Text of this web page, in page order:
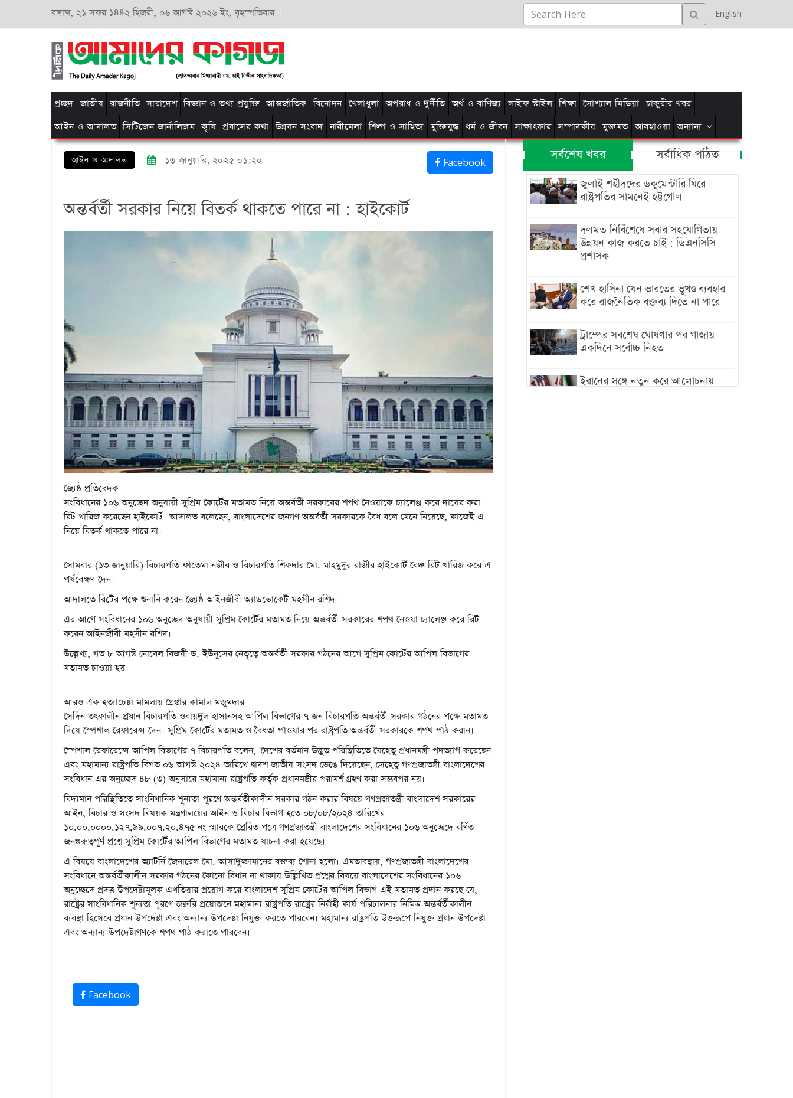
বঙ্গাব্দ, ২১ সফর ১৪৪২ হিজরী, ০৬ আগস্ট ২০২৬ ইং, বৃহস্পতিবার English
প্রচ্ছদ জাতীয় রাজনীতি সারাদেশ বিজ্ঞান ও তথ্য প্রযুক্তি আন্তর্জাতিক বিনোদন খেলাধুলা অপরাধ ও দুর্নীতি অর্থ ও বাণিজ্য লাইফ স্টাইল শিক্ষা সোশ্যাল মিডিয়া চাকুরীর খবর
আইন ও আদালত সিটিজেন জার্নালিজম কৃষি প্রবাসের কথা উন্নয়ন সংবাদ নারীমেলা শিল্প ও সাহিত্য মুক্তিযুদ্ধ ধর্ম ও জীবন সাক্ষাৎকার সম্পাদকীয় মুক্তমত আবহাওয়া অন্যান্য
আইন ও আদালত ১৩ জানুয়ারি, ২০২৫ ০১:২০ Facebook
অন্তর্বর্তী সরকার নিয়ে বিতর্ক থাকতে পারে না : হাইকোর্ট
জ্যেষ্ঠ প্রতিবেদক
সংবিধানের ১০৬ অনুচ্ছেদ অনুযায়ী সুপ্রিম কোর্টের মতামত নিয়ে অন্তর্বর্তী সরকারের শপথ নেওয়াকে চ্যালেঞ্জ করে দায়ের করা
রিট খারিজ করেছেন হাইকোর্ট। আদালত বলেছেন, বাংলাদেশের জনগণ অন্তর্বর্তী সরকারকে বৈধ বলে মেনে নিয়েছে, কাজেই এ
নিয়ে বিতর্ক থাকতে পারে না।
সোমবার (১৩ জানুয়ারি) বিচারপতি ফাতেমা নজীব ও বিচারপতি শিকদার মো. মাহমুদুর রাজীর হাইকোর্ট বেঞ্চ রিট খারিজ করে এ
পর্যবেক্ষণ দেন।
আদালতে রিটের পক্ষে শুনানি করেন জ্যেষ্ঠ আইনজীবী অ্যাডভোকেট মহসীন রশিদ।
এর আগে সংবিধানের ১০৬ অনুচ্ছেদ অনুযায়ী সুপ্রিম কোর্টের মতামত নিয়ে অন্তর্বর্তী সরকারের শপথ নেওয়া চ্যালেঞ্জ করে রিট
করেন আইনজীবী মহসীন রশিদ।
উল্লেখ্য, গত ৮ আগস্ট নোবেল বিজয়ী ড. ইউনূসের নেতৃত্বে অন্তর্বর্তী সরকার গঠনের আগে সুপ্রিম কোর্টের আপিল বিভাগের
মতামত চাওয়া হয়।
আরও এক হত্যাচেষ্টা মামলায় গ্রেপ্তার কামাল মজুমদার
সেদিন তৎকালীন প্রধান বিচারপতি ওবায়দুল হাসানসহ আপিল বিভাগের ৭ জন বিচারপতি অন্তর্বর্তী সরকার গঠনের পক্ষে মতামত
দিয়ে স্পেশাল রেফারেন্স দেন। সুপ্রিম কোর্টের মতামত ও বৈধতা পাওয়ার পর রাষ্ট্রপতি অন্তর্বর্তী সরকারকে শপথ পাঠ করান।
স্পেশাল রেফারেন্সে আপিল বিভাগের ৭ বিচারপতি বলেন, 'দেশের বর্তমান উদ্ভুত পরিস্থিতিতে যেহেতু প্রধানমন্ত্রী পদত্যাগ করেছেন
এবং মহামান্য রাষ্ট্রপতি বিগত ০৬ আগস্ট ২০২৪ তারিখে দ্বাদশ জাতীয় সংসদ ভেঙে দিয়েছেন, সেহেতু গণপ্রজাতন্ত্রী বাংলাদেশের
সংবিধান এর অনুচ্ছেদ ৪৮ (৩) অনুসারে মহামান্য রাষ্ট্রপতি কর্তৃক প্রধানমন্ত্রীর পরামর্শ গ্রহণ করা সম্ভবপর নয়।
বিদ্যমান পরিস্থিতিতে সাংবিধানিক শূন্যতা পূরণে অন্তর্বর্তীকালীন সরকার গঠন করার বিষয়ে গণপ্রজাতন্ত্রী বাংলাদেশ সরকারের
আইন, বিচার ও সংসদ বিষয়ক মন্ত্রণালয়ের আইন ও বিচার বিভাগ হতে ০৮/০৮/২০২৪ তারিখের
১০.০০.০০০০.১২৭,৯৯.০০৭.২০.৪৭৫ নং স্মারকে প্রেরিত পত্রে গণপ্রজাতন্ত্রী বাংলাদেশের সংবিধানের ১০৬ অনুচ্ছেদে বর্ণিত
জনগুরুত্বপূর্ণ প্রশ্নে সুপ্রিম কোর্টের আপিল বিভাগের মতামত যাচনা করা হয়েছে।
এ বিষয়ে বাংলাদেশের অ্যাটর্নি জেনারেল মো. আসাদুজ্জামানের বক্তব্য শোনা হলো। এমতাবস্থায়, গণপ্রজাতন্ত্রী বাংলাদেশের
সংবিধানে অন্তর্বর্তীকালীন সরকার গঠনের কোনো বিধান না থাকায় উল্লিখিত প্রশ্নের বিষয়ে বাংলাদেশের সংবিধানের ১০৬
অনুচ্ছেদে প্রদত্ত উপদেষ্টামূলক এখতিয়ার প্রয়োগ করে বাংলাদেশ সুপ্রিম কোর্টের আপিল বিভাগ এই মতামত প্রদান করছে যে,
রাষ্ট্রের সাংবিধানিক শূন্যতা পূরণে জরুরি প্রয়োজনে মহামান্য রাষ্ট্রপতি রাষ্ট্রের নির্বাহী কার্য পরিচালনার নিমিত্ত অন্তর্বর্তীকালীন
ব্যবস্থা হিসেবে প্রধান উপদেষ্টা এবং অন্যান্য উপদেষ্টা নিযুক্ত করতে পারবেন। মহামান্য রাষ্ট্রপতি উক্তরূপে নিযুক্ত প্রধান উপদেষ্টা
এবং অন্যান্য উপদেষ্টাগণকে শপথ পাঠ করাতে পারবেন।'
Facebook
সর্বশেষ খবর সর্বাধিক পঠিত
জুলাই শহীদদের ডকুমেন্টারি ঘিরে
রাষ্ট্রপতির সামনেই হট্টগোল
দলমত নির্বিশেষে সবার সহযোগিতায়
উন্নয়ন কাজ করতে চাই : ডিএনসিসি
প্রশাসক
শেখ হাসিনা যেন ভারতের ভূখণ্ড ব্যবহার
করে রাজনৈতিক বক্তব্য দিতে না পারে
ট্রাম্পের সবশেষ ঘোষণার পর গাজায়
একদিনে সর্বোচ্চ নিহত
ইরানের সঙ্গে নতুন করে আলোচনায়